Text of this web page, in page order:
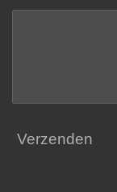
Verzenden